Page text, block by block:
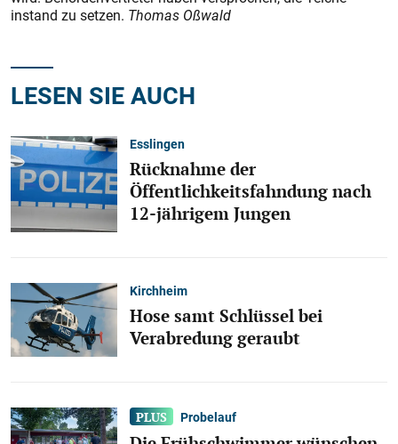
instand zu setzen. Thomas Oßwald
LESEN SIE AUCH
Esslingen
Rücknahme der
Öffentlichkeitsfahndung nach
12-jährigem Jungen
Kirchheim
Hose samt Schlüssel bei
Verabredung geraubt
Probelauf